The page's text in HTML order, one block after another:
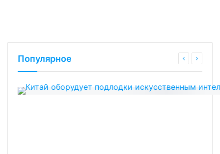
Популярное